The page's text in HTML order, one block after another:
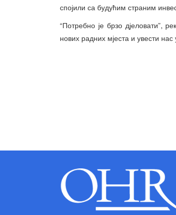
спојили са будућим страним
“Потребно је брзо дјеловати”,
нових радних мјеста и увести